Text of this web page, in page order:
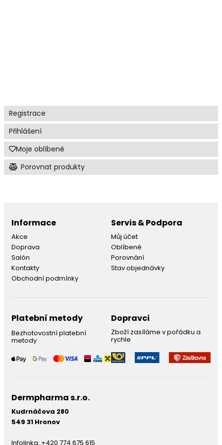
Registrace
Přihlášení
Moje oblíbené
Porovnat produkty
Informace
Akce
Doprava
Salón
Kontakty
Obchodní podmínky
Servis & Podpora
Můj účet
Oblíbené
Porovnání
Stav objednávky
Platební metody
Bezhotovostní platební
metody
Dopravci
Zboží zasíláme v pořádku a
rychle
Dermpharma s.r.o.
Kudrnáčova 280
549 31 Hronov
Infolinka: +420 774 675 615